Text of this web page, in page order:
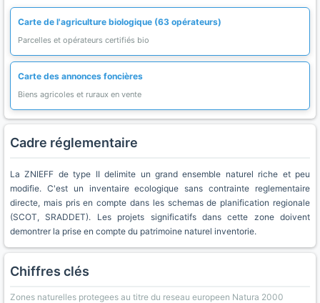
Carte de l'agriculture biologique (63 opérateurs)
Parcelles et opérateurs certifiés bio
Carte des annonces foncières
Biens agricoles et ruraux en vente
Cadre réglementaire
La ZNIEFF de type II delimite un grand ensemble naturel riche et peu
modifie. C'est un inventaire ecologique sans contrainte reglementaire
directe, mais pris en compte dans les schemas de planification regionale
(SCOT, SRADDET). Les projets significatifs dans cette zone doivent
demontrer la prise en compte du patrimoine naturel inventorie.
Chiffres clés
Zones naturelles protegees au titre du reseau europeen Natura 2000